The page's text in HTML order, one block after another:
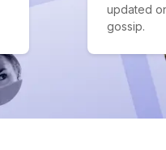
updated
gossip.